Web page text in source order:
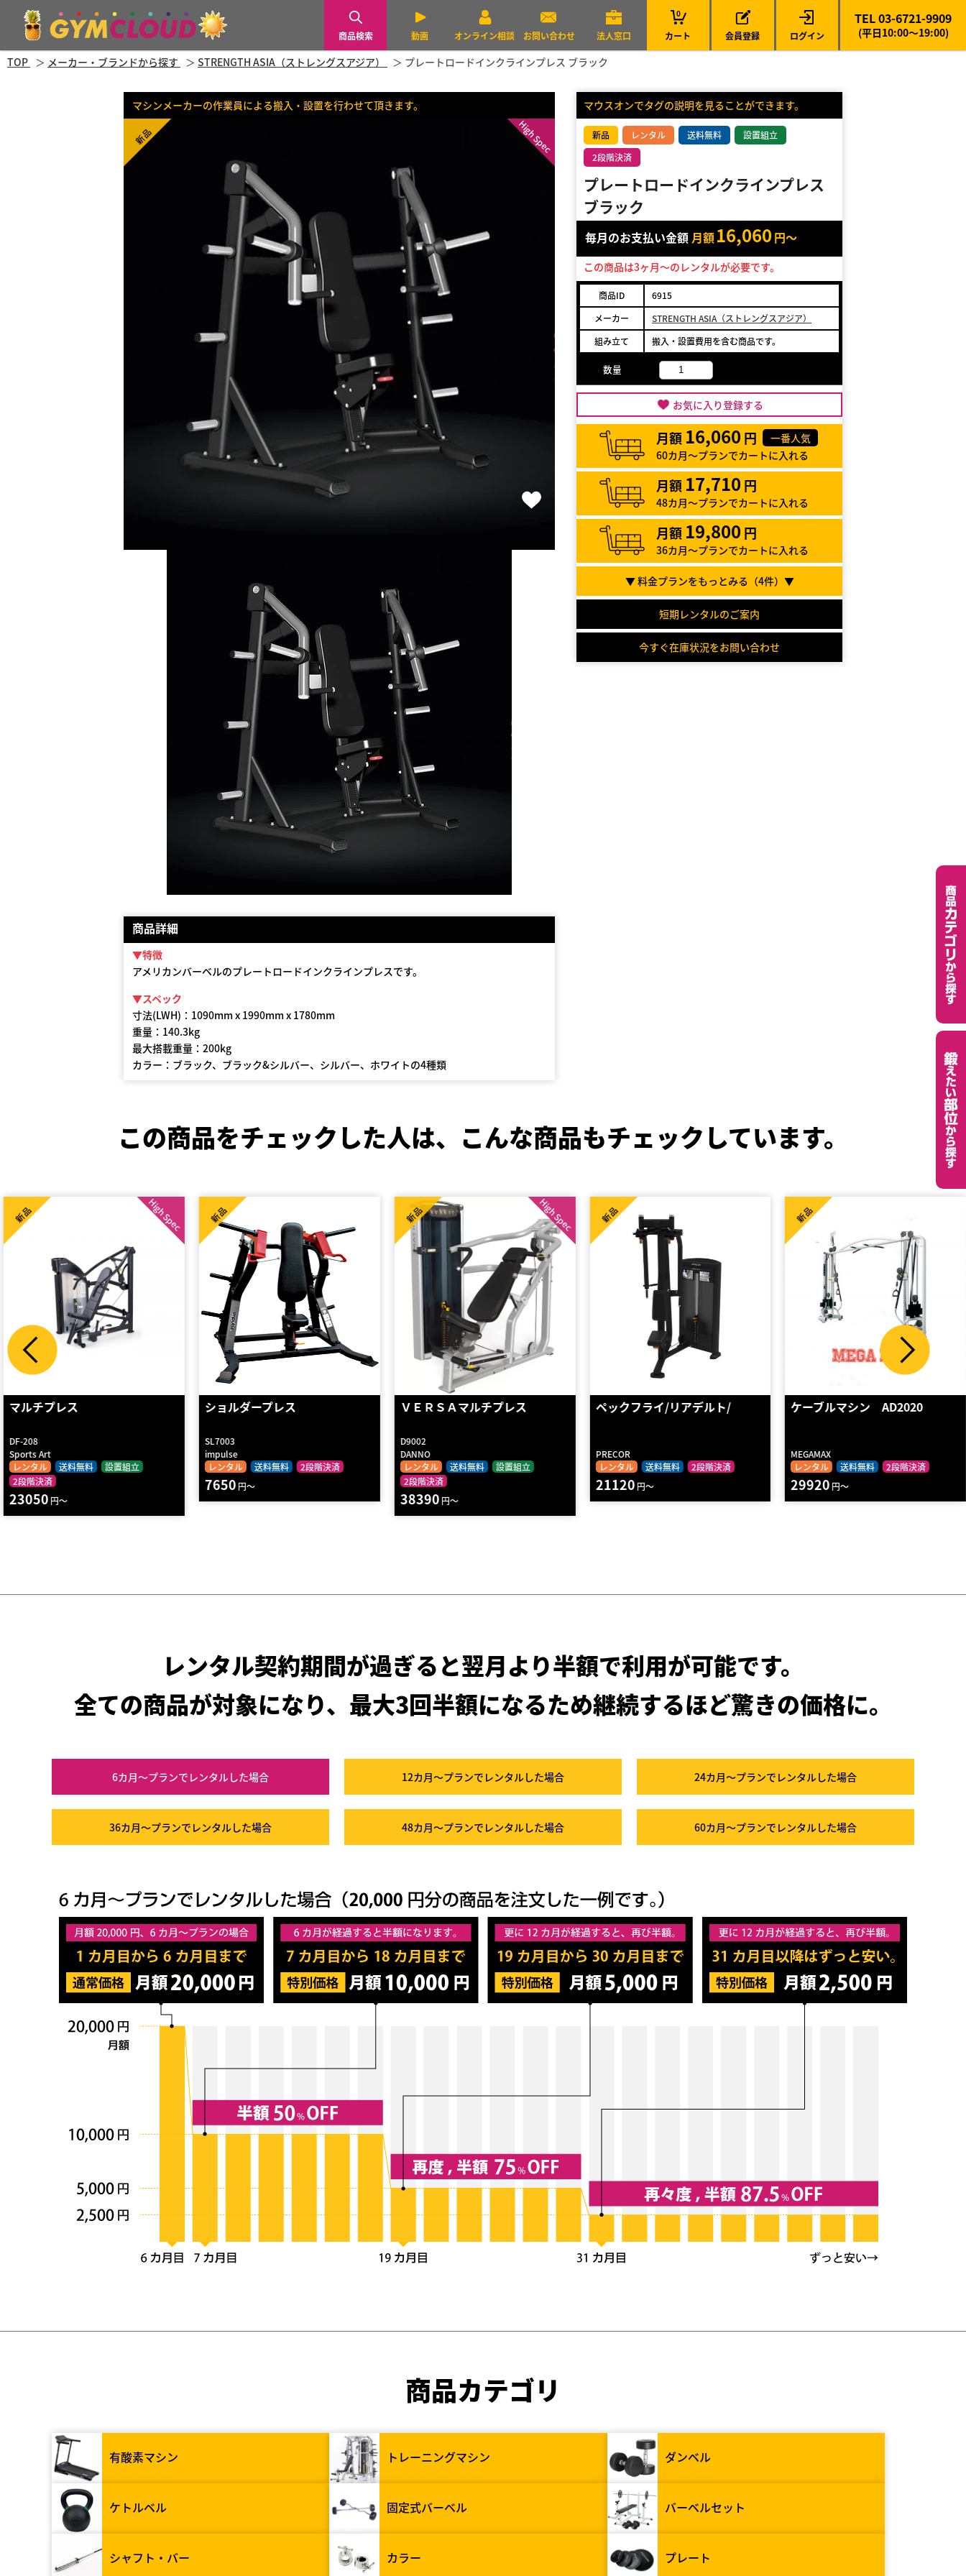
商品検索 動画 オンライン相談 お問い合わせ 法人窓口 カート
0
会員登録 ログイン
TEL 03-6721-9909
(平日10:00～19:00)
TOP メーカー・ブランドから探す STRENGTH ASIA（ストレングスアジア） プレートロードインクラインプレス ブラック
マシンメーカーの作業員による搬入・設置を行わせて頂きます。
High Spec
新品
商品詳細
▼特徴
アメリカンバーベルのプレートロードインクラインプレスです。
▼スペック
寸法(LWH)：1090mm x 1990mm x 1780mm
重量：140.3kg
最大搭載重量：200kg
カラー：ブラック、ブラック&シルバー、シルバー、ホワイトの4種類
マウスオンでタグの説明を見ることができます。
新品 レンタル 送料無料
設置組立
2段階決済
プレートロードインクラインプレス
ブラック
毎月のお支払い金額 月額16,060 円～
この商品は3ヶ月～のレンタルが必要です。
商品ID
6915
メーカー
STRENGTH ASIA（ストレングスアジア）
組み立て
搬入・設置費用を含む商品です。
数量
お気に入り登録する
月額 16,060 円
一番人気
60カ月～プランでカートに入れる
月額 17,710 円
48カ月～プランでカートに入れる
月額 19,800 円
36カ月～プランでカートに入れる
▼ 料金プランをもっとみる（4件）▼
短期レンタルのご案内
今すぐ在庫状況をお問い合わせ
この商品をチェックした人は、 こんな商品もチェックしています。
ショルダープレス
SL7003
impulse
レンタル
送料無料 2段階決済
新品
7650
ＶＥＲＳＡマルチプレス
D9002
DANNO
レンタル
送料無料
設置組立
2段階決済
新品
38390円～
ペックフライ/リアデルト/
PRECOR
レンタル
送料無料 2段階決済
新品
21120
ケーブルマシン AD2020
MEGAMAX
レンタル
送料無料 2段階決済
新品
29920円～
チェストプレス 【HOIST社
HOIST
レンタル
2段階決済
新品
18130円～
レンタル契約期間が過ぎると翌月より半額で利用が可能です。
全ての商品が対象になり、最大3回半額になるため継続するほど驚きの価格に。
6カ月～プランでレンタルした場合 12カ月～プランでレンタルした場合 24カ月～プランでレンタルした場合
36カ月～プランでレンタルした場合 48カ月～プランでレンタルした場合 60カ月～プランでレンタルした場合
商品カテゴリ
有酸素マシン トレーニングマシン ダンベル
ケトルベル 固定式バーベル バーベルセット
シャフト・バー カラー プレート